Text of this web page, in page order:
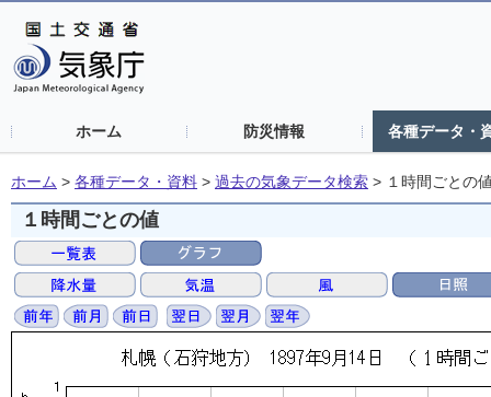
ホーム 防災情報 各種データ・
ホーム > 各種データ・資料 > 過去の気象データ検索 > １時間ごとの
１時間ごとの値